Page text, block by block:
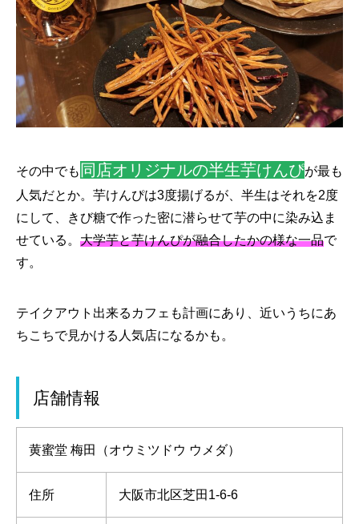
その中でも 同店オリジナルの半生芋けんぴが最も
人気だとか。芋けんぴは3度揚げるが、半生はそれを2度
にして、きび糖で作った密に潜らせて芋の中に染み込ま
せている。 大学芋と芋けんぴが融合したかの様な一品で
す。
テイクアウト出来るカフェも計画にあり、近いうちにあ
ちこちで見かける人気店になるかも。
店舗情報
黄蜜堂 梅田（オウミツドウ ウメダ）
住所 大阪市北区芝田1-6-6